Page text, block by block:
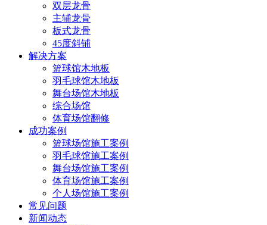
双层龙骨
主辅龙骨
板式龙骨
45度斜铺
解决方案
篮球馆木地板
羽毛球馆木地板
舞台场馆木地板
综合场馆
体育场馆翻修
成功案例
篮球场馆施工案例
羽毛球馆施工案例
舞台场馆施工案例
体育场馆施工案例
个人场馆施工案例
常见问题
新闻动态